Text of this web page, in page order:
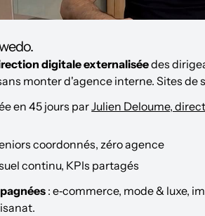
digitale externaliséedes
monter d'agence interne. Sites de
en 45 jours parJulien Deloume,
coordonnés, zéro agence
continu, KPIs partagés
: e‑commerce, mode & luxe,